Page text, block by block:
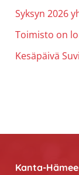
Syksyn 2026
Toimisto on
Kesäpäivä
Kanta-